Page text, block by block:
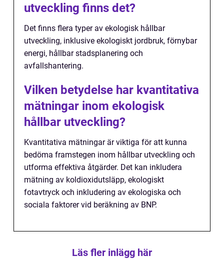
utveckling finns det?
Det finns flera typer av ekologisk hållbar
utveckling, inklusive ekologiskt jordbruk, förnybar
energi, hållbar stadsplanering och
avfallshantering.
Vilken betydelse har kvantitativa
mätningar inom ekologisk
hållbar utveckling?
Kvantitativa mätningar är viktiga för att kunna
bedöma framstegen inom hållbar utveckling och
utforma effektiva åtgärder. Det kan inkludera
mätning av koldioxidutsläpp, ekologiskt
fotavtryck och inkludering av ekologiska och
sociala faktorer vid beräkning av BNP.
Läs fler inlägg här